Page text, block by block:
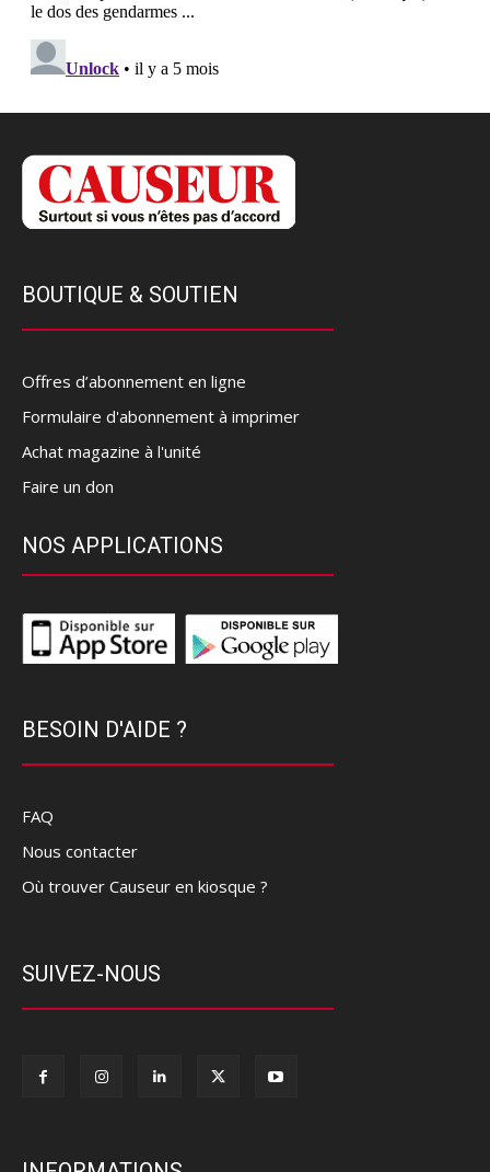
BOUTIQUE & SOUTIEN
Offres d’abonnement en ligne
Formulaire d'abonnement à imprimer
Achat magazine à l'unité
Faire un don
NOS APPLICATIONS
BESOIN D'AIDE ?
FAQ
Nous contacter
Où trouver Causeur en kiosque ?
SUIVEZ-NOUS